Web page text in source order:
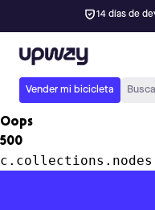
14 días de
Upway
Vender mi bicicleta
Oops
500